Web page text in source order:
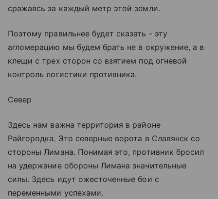
сражаясь за каждый метр этой земли.
Поэтому правильнее будет сказать - эту
агломерацию мы будем брать не в окружение, а в
клещи с трех сторон со взятием под огневой
контроль логистики противника.
Север
Здесь нам важна территория в районе
Райгородка. Это северные ворота в Славянск со
стороны Лимана. Понимая это, противник бросил
на удержание обороны Лимана значительные
силы. Здесь идут ожесточенные бои с
переменными успехами.